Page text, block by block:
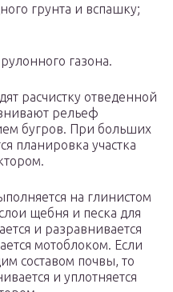
грунта и вспашку;
газона.
расчистку отведенной
рельеф
бугров. При больших
планировка участка
на глинистом
щебня и песка для
и разравнивается
мотоблоком. Если
составом почвы, то
и уплотняется